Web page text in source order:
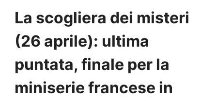
La scogliera dei misteri
(26 aprile): ultima
puntata, finale per la
miniserie francese in